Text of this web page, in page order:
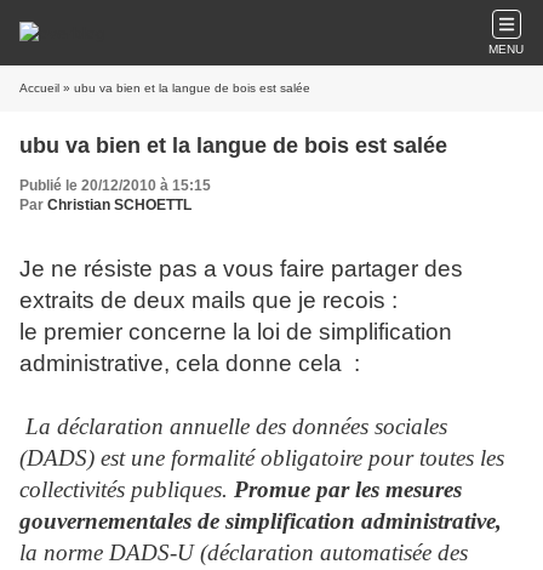
MENU
Accueil » ubu va bien et la langue de bois est salée
ubu va bien et la langue de bois est salée
Publié le 20/12/2010 à 15:15
Par Christian SCHOETTL
Je ne résiste pas a vous faire partager des
extraits de deux mails que je recois :
le premier concerne la loi de simplification
administrative, cela donne cela :
La déclaration annuelle des données sociales
(DADS) est une formalité obligatoire pour toutes les
collectivités publiques. Promue par les mesures
gouvernementales de simplification administrative,
la norme DADS-U (déclaration automatisée des